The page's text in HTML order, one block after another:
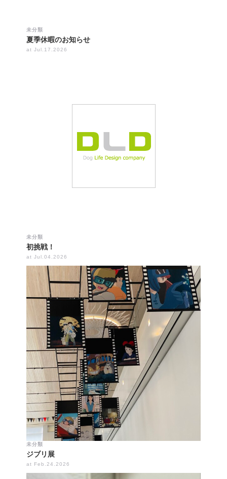
未分類
夏季休暇のお知らせ
at Jul.17.2026
未分類
初挑戦！
at Jul.04.2026
未分類
ジブリ展
at Feb.24.2026